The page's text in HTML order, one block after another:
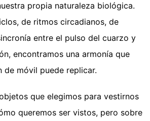
propia naturaleza biológica.
de ritmos circadianos, de
entre el pulso del cuarzo y
encontramos una armonía que
de móvil puede replicar.
que elegimos para vestirnos
queremos ser vistos, pero sobre